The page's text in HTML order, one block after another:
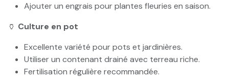
Ajouter un engrais pour plantes fleuries en saison.
🏺 Culture en pot
Excellente variété pour pots et jardinières.
Utiliser un contenant drainé avec terreau riche.
Fertilisation régulière recommandée.